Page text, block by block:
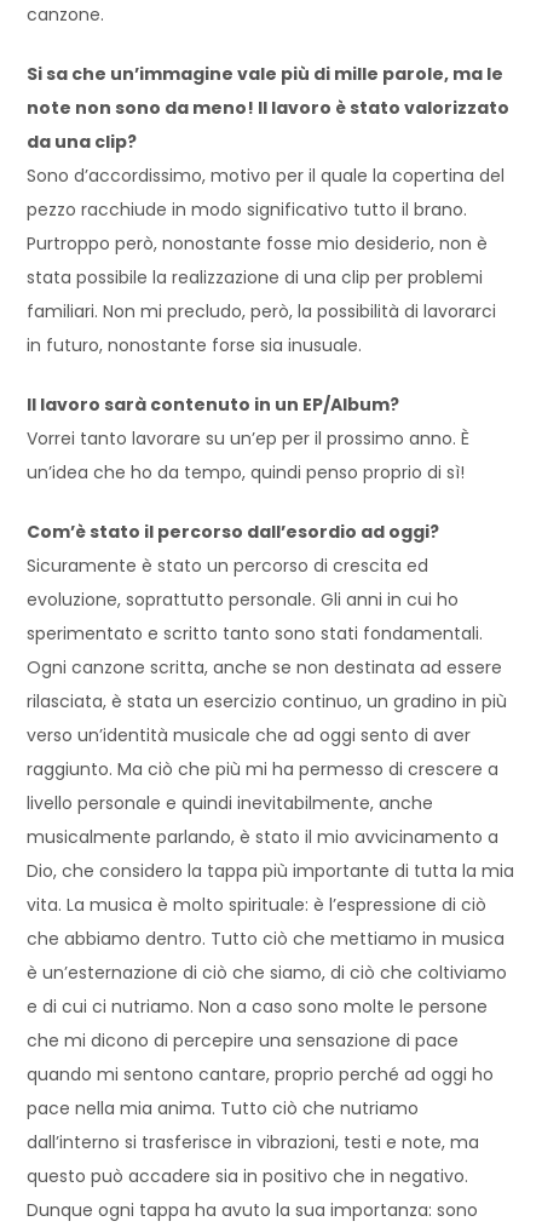
canzone.
Si sa che un’immagine vale più di mille parole, ma le
note non sono da meno! Il lavoro è stato valorizzato
da una clip?
Sono d’accordissimo, motivo per il quale la copertina del
pezzo racchiude in modo significativo tutto il brano.
Purtroppo però, nonostante fosse mio desiderio, non è
stata possibile la realizzazione di una clip per problemi
familiari. Non mi precludo, però, la possibilità di lavorarci
in futuro, nonostante forse sia inusuale.
Il lavoro sarà contenuto in un EP/Album?
Vorrei tanto lavorare su un’ep per il prossimo anno. È
un’idea che ho da tempo, quindi penso proprio di sì!
Com’è stato il percorso dall’esordio ad oggi?
Sicuramente è stato un percorso di crescita ed
evoluzione, soprattutto personale. Gli anni in cui ho
sperimentato e scritto tanto sono stati fondamentali.
Ogni canzone scritta, anche se non destinata ad essere
rilasciata, è stata un esercizio continuo, un gradino in più
verso un’identità musicale che ad oggi sento di aver
raggiunto. Ma ciò che più mi ha permesso di crescere a
livello personale e quindi inevitabilmente, anche
musicalmente parlando, è stato il mio avvicinamento a
Dio, che considero la tappa più importante di tutta la mia
vita. La musica è molto spirituale: è l’espressione di ciò
che abbiamo dentro. Tutto ciò che mettiamo in musica
è un’esternazione di ciò che siamo, di ciò che coltiviamo
e di cui ci nutriamo. Non a caso sono molte le persone
che mi dicono di percepire una sensazione di pace
quando mi sentono cantare, proprio perché ad oggi ho
pace nella mia anima. Tutto ciò che nutriamo
dall’interno si trasferisce in vibrazioni, testi e note, ma
questo può accadere sia in positivo che in negativo.
Dunque ogni tappa ha avuto la sua importanza: sono